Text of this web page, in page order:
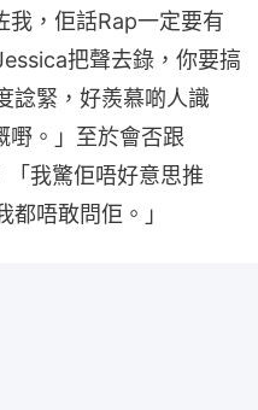
我，佢話Rap一定要有
把聲去錄，你要搞
諗緊，好羨慕啲人識
嘢。」至於會否跟
我驚佢唔好意思推
唔敢問佢。」